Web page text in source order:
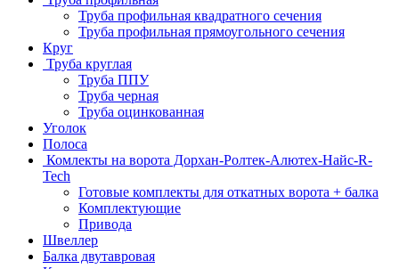
Труба профильная квадратного сечения
Труба профильная прямоугольного сечения
Круг
Труба круглая
Труба ППУ
Труба черная
Труба оцинкованная
Уголок
Полоса
Комлекты на ворота Дорхан-Ролтек-Алютех-Найс-R-
Tech
Готовые комплекты для откатных ворота + балка
Комплектующие
Привода
Швеллер
Балка двутавровая